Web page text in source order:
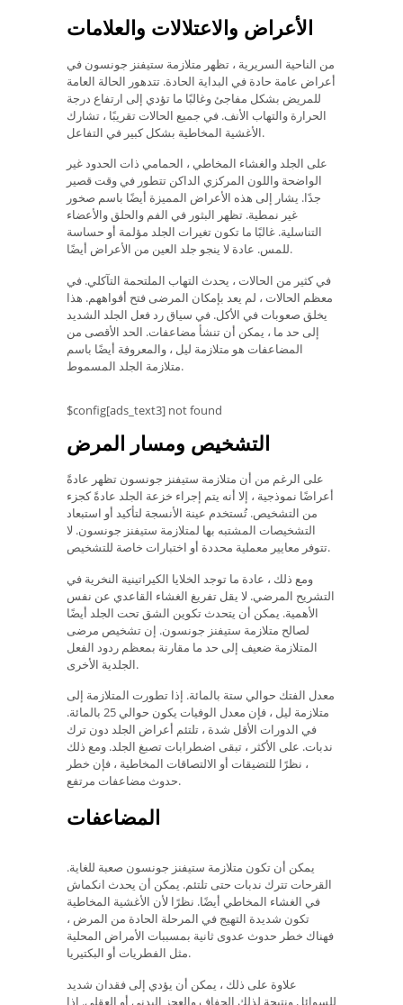
الأعراض والاعتلالات والعلامات
من الناحية السريرية ، تظهر متلازمة ستيفنز جونسون في
أعراض عامة حادة في البداية الحادة. تتدهور الحالة العامة
للمريض بشكل مفاجئ وغالبًا ما تؤدي إلى ارتفاع درجة
الحرارة والتهاب الأنف. في جميع الحالات تقريبًا ، تشارك
الأغشية المخاطية بشكل كبير في التفاعل.
على الجلد والغشاء المخاطي ، الحمامي ذات الحدود غير
الواضحة واللون المركزي الداكن تتطور في وقت قصير
جدًا. يشار إلى هذه الأعراض المميزة أيضًا باسم صخور
غير نمطية. تظهر البثور في الفم والحلق والأعضاء
التناسلية. غالبًا ما تكون تغيرات الجلد مؤلمة أو حساسة
للمس. عادة لا ينجو جلد العين من الأعراض أيضًا.
في كثير من الحالات ، يحدث التهاب الملتحمة التآكلي. في
معظم الحالات ، لم يعد بإمكان المرضى فتح أفواههم. هذا
يخلق صعوبات في الأكل. في سياق رد فعل الجلد الشديد
إلى حد ما ، يمكن أن تنشأ مضاعفات. الحد الأقصى من
المضاعفات هو متلازمة ليل ، والمعروفة أيضًا باسم
متلازمة الجلد المسموط.
$config[ads_text3] not found
التشخيص ومسار المرض
على الرغم من أن متلازمة ستيفنز جونسون تظهر عادةً
أعراضًا نموذجية ، إلا أنه يتم إجراء خزعة الجلد عادةً كجزء
من التشخيص. تُستخدم عينة الأنسجة لتأكيد أو استبعاد
التشخيصات المشتبه بها لمتلازمة ستيفنز جونسون. لا
تتوفر معايير معملية محددة أو اختبارات خاصة للتشخيص.
ومع ذلك ، عادة ما توجد الخلايا الكيراتينية النخرية في
التشريح المرضي. لا يقل تفريغ الغشاء القاعدي عن نفس
الأهمية. يمكن أن يتحدث تكوين الشق تحت الجلد أيضًا
لصالح متلازمة ستيفنز جونسون. إن تشخيص مرضى
المتلازمة ضعيف إلى حد ما مقارنة بمعظم ردود الفعل
الجلدية الأخرى.
معدل الفتك حوالي ستة بالمائة. إذا تطورت المتلازمة إلى
متلازمة ليل ، فإن معدل الوفيات يكون حوالي 25 بالمائة.
في الدورات الأقل شدة ، تلتئم أعراض الجلد دون ترك
ندبات. على الأكثر ، تبقى اضطرابات تصبغ الجلد. ومع ذلك
، نظرًا للتضيقات أو الالتصاقات المخاطية ، فإن خطر
حدوث مضاعفات مرتفع.
المضاعفات
يمكن أن تكون متلازمة ستيفنز جونسون صعبة للغاية.
القرحات تترك ندبات حتى تلتئم. يمكن أن يحدث انكماش
في الغشاء المخاطي أيضًا. نظرًا لأن الأغشية المخاطية
تكون شديدة التهيج في المرحلة الحادة من المرض ،
فهناك خطر حدوث عدوى ثانية بمسببات الأمراض المحلية
مثل الفطريات أو البكتيريا.
علاوة على ذلك ، يمكن أن يؤدي إلى فقدان شديد
للسوائل ونتيجة لذلك الجفاف والعجز البدني أو العقلي. إذا